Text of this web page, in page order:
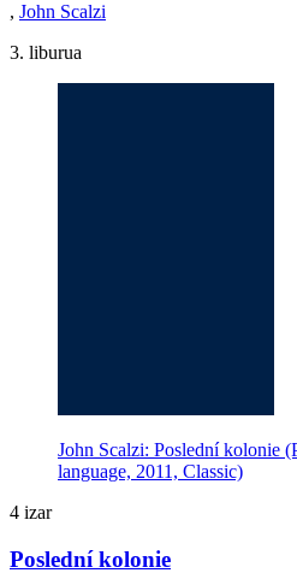
, John Scalzi
3. liburua
John Scalzi: Poslední kolonie
language, 2011, Classic)
4 izar
Poslední kolonie